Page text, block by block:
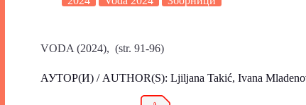
VODA (2024), (str. 91-96)
АУТОР(И) / AUTHOR(S): Ljiljana Takić, Ivana